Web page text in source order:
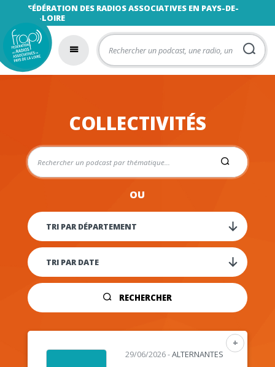
FÉDÉRATION DES RADIOS ASSOCIATIVES EN PAYS-DE-
LA-LOIRE
COLLECTIVITÉS
OU
RECHERCHER
+
29/06/2026-ALTERNANTES